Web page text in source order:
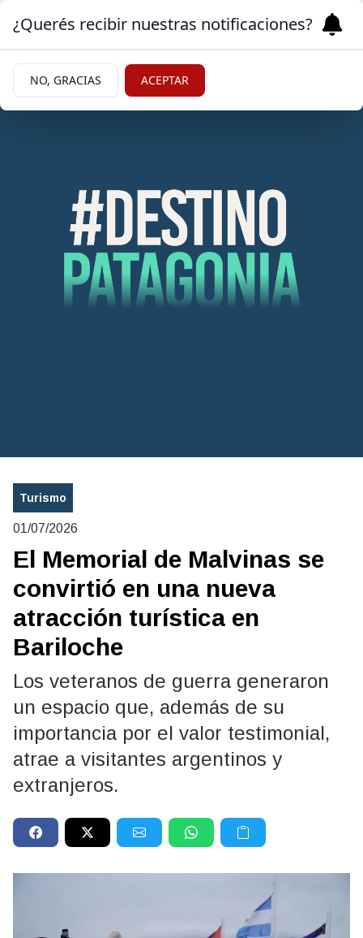
Turismo
01/07/2026
El Memorial de Malvinas se
convirtió en una nueva
atracción turística en
Bariloche
Los veteranos de guerra generaron
un espacio que, además de su
importancia por el valor testimonial,
atrae a visitantes argentinos y
extranjeros.
¿Querés recibir nuestras notificaciones?
NO, GRACIAS ACEPTAR